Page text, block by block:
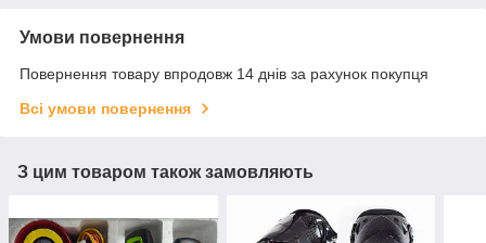
Умови повернення
Повернення товару впродовж 14 днів за рахунок покупця
Всі умови повернення
З цим товаром також замовляють